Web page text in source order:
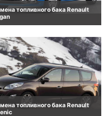
топливного бака Renault
топливного бака Renault